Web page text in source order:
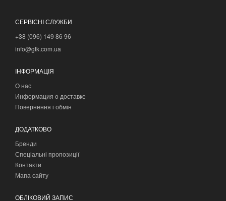
СЕРВІСНІ СЛУЖБИ
+38 (096) 149 86 96
info@gtk.com.ua
ІНФОРМАЦІЯ
О нас
Информация о доставке
Повернення і обмін
ДОДАТКОВО
Бренди
Спеціальні пропозиції
Контакти
Мапа сайту
ОБЛІКОВИЙ ЗАПИС